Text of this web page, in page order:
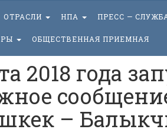
ОТРАСЛИ НПА ПРЕСС —
ОБЩЕСТВЕННАЯ ПРИЕМНАЯ
2018 года
–